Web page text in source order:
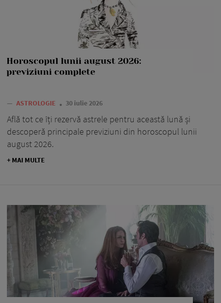
Horoscopul lunii august 2026:
previziuni complete
— ASTROLOGIE 30 iulie 2026
Află tot ce îți rezervă astrele pentru această lună și
descoperă principale previziuni din horoscopul lunii
august 2026.
+ MAI MULTE